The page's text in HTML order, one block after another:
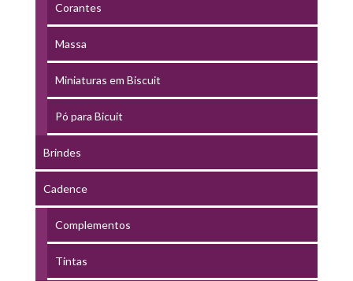
Corantes
Massa
Miniaturas em Biscuit
Pó para Bicuit
Brindes
Cadence
Complementos
Tintas